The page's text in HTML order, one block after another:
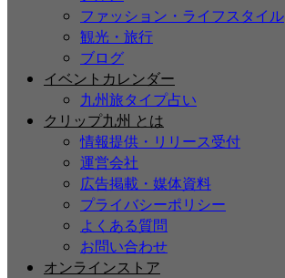
ファッション・ライフスタイル
観光・旅行
ブログ
イベントカレンダー
九州旅タイプ占い
クリップ九州 とは
情報提供・リリース受付
運営会社
広告掲載・媒体資料
プライバシーポリシー
よくある質問
お問い合わせ
オンラインストア